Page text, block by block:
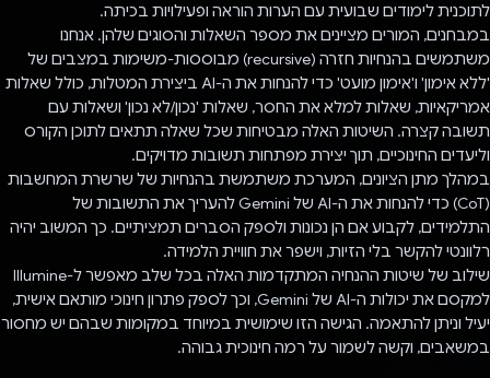
לתוכנית לימודים שבועית עם הערות הוראה ופעילויות בכיתה.
במבחנים, המורים מציינים את מספר השאלות והסוגים שלהן. אנחנו
משתמשים בהנחיות חזרה (recursive) מבוססות-משימות במצבים של
'ללא אימון' ו'אימון מועט' כדי להנחות את ה-AI ביצירת המטלות, כולל שאלות
אמריקאיות, שאלות למלא את החסר, שאלות 'נכון/לא נכון' ושאלות עם
תשובה קצרה. השיטות האלה מבטיחות שכל שאלה תתאים לתוכן הקורס
וליעדים החינוכיים, תוך יצירת מפתחות תשובות מדויקים.
במהלך מתן הציונים, המערכת משתמשת בהנחיות של שרשרת המחשבות
(CoT) כדי להנחות את ה-AI של Gemini להעריך את התשובות של
התלמידים, לקבוע אם הן נכונות ולספק הסברים תמציתיים. כך המשוב יהיה
רלוונטי להקשר בלי הזיות, וישפר את חוויית הלמידה.
שילוב של שיטות ההנחיה המתקדמות האלה בכל שלב מאפשר ל-Illumine
למקסם את יכולות ה-AI של Gemini, וכך לספק פתרון חינוכי מותאם אישית,
יעיל וניתן להתאמה. הגישה הזו שימושית במיוחד במקומות שבהם יש מחסור
במשאבים, וקשה לשמור על רמה חינוכית גבוהה.